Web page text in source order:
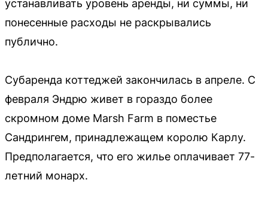
устанавливать уровень аренды, ни суммы, ни
понесенные расходы не раскрывались
публично.
Субаренда коттеджей закончилась в апреле. С
февраля Эндрю живет в гораздо более
скромном доме Marsh Farm в поместье
Сандрингем, принадлежащем королю Карлу.
Предполагается, что его жилье оплачивает 77-
летний монарх.